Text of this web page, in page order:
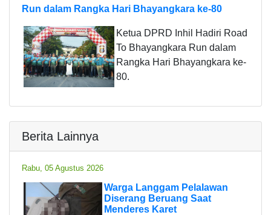
Run dalam Rangka Hari Bhayangkara ke-80
Ketua DPRD Inhil Hadiri Road
To Bhayangkara Run dalam
Rangka Hari Bhayangkara ke-
80.
Berita Lainnya
Rabu, 05 Agustus 2026
Warga Langgam Pelalawan
Diserang Beruang Saat
Menderes Karet